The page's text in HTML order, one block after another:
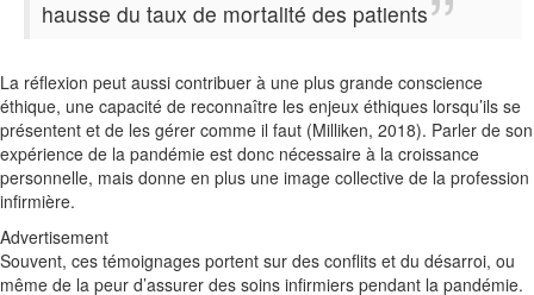
hausse du taux de mortalité des patients
La réflexion peut aussi contribuer à une plus grande conscience
éthique, une capacité de reconnaître les enjeux éthiques lorsqu’ils se
présentent et de les gérer comme il faut (Milliken, 2018). Parler de son
expérience de la pandémie est donc nécessaire à la croissance
personnelle, mais donne en plus une image collective de la profession
infirmière.
Advertisement
Souvent, ces témoignages portent sur des conflits et du désarroi, ou
même de la peur d’assurer des soins infirmiers pendant la pandémie.